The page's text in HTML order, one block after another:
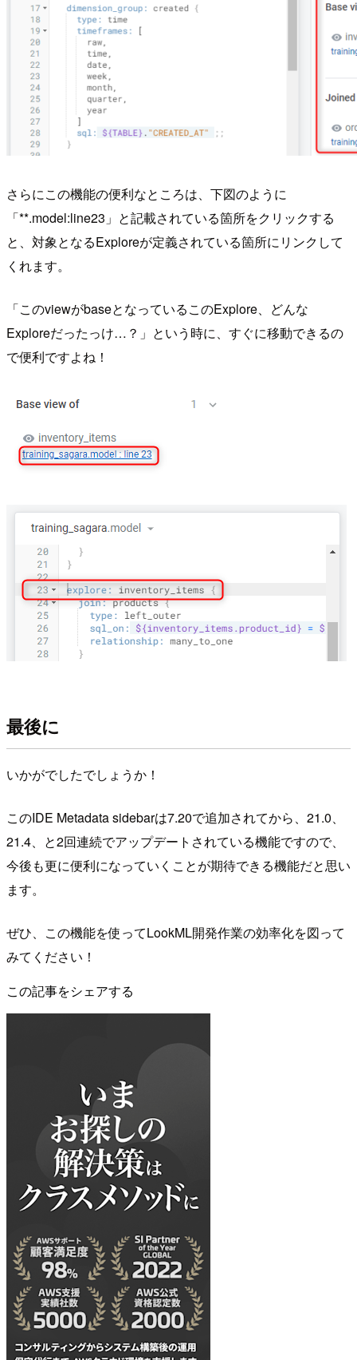
さらにこの機能の便利なところは、下図のように
「**.model:line23」と記載されている箇所をクリックする
と、対象となるExploreが定義されている箇所にリンクして
くれます。
「このviewがbaseとなっているこのExplore、どんな
Exploreだったっけ…？」という時に、すぐに移動できるの
で便利ですよね！
最後に
いかがでしたでしょうか！
このIDE Metadata sidebarは7.20で追加されてから、21.0、
21.4、と2回連続でアップデートされている機能ですので、
今後も更に便利になっていくことが期待できる機能だと思い
ます。
ぜひ、この機能を使ってLookML開発作業の効率化を図って
みてください！
この記事をシェアする